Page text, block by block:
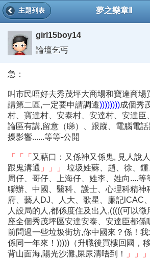
夢之樂章Ⅱ
主題列表
girl15boy14
論壇乞丐
急：
叫市民唔好去秀茂坪大商場和寶達商場
請第二區,一定要申請調遷))))))))成個秀
村、寶達村、安泰村、安達村、安達臣
論區有講,留意（睇）、跟蹤、電腦電
擾影響......等等-公開
「「「 又藉口：又係神又係鬼, 見人說
跟鬼溝通 」」」
垃圾姓蘇、趙、徐、鍾
周仔、哥仔、上海仔、姓李、姓向....等
聯辦、中國、醫科、護士、心理科精神
府、藝人DJ、人大、歌星、廉記lCAC、
人設局的人,都係度住及出入,(((((可以
座全個秀茂坪區安達安泰、安達臣都係
前問過一些垃圾街坊,你中國來？係！
係同一年來！)))))（升職後買樓回國，
背山面海,陽光沙灘,屎尿清唔到！
」」」